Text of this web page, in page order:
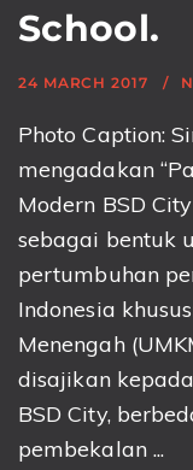
School.
24 MARCH 2017
Photo Caption:
mengadakan
Modern BSD
sebagai bentuk
pertumbuhan
Indonesia
Menengah
disajikan
BSD City,
pembekalan ...